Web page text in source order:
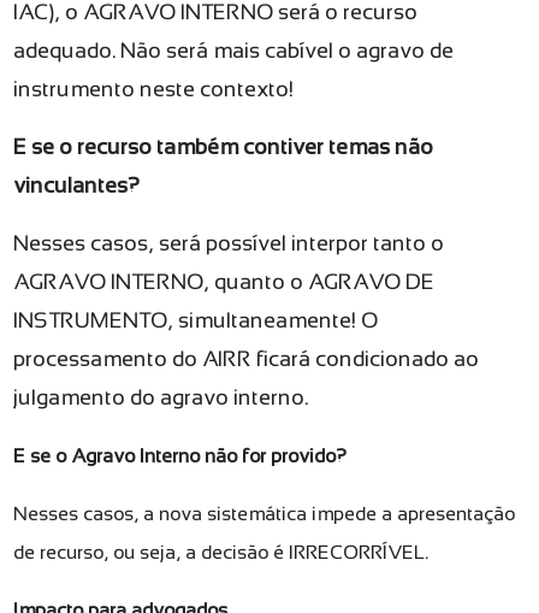
IAC), o AGRAVO INTERNO será o recurso
adequado. Não será mais cabível o agravo de
instrumento neste contexto!
E se o recurso também contiver temas não
vinculantes?
Nesses casos, será possível interpor tanto o
AGRAVO INTERNO, quanto o AGRAVO DE
INSTRUMENTO, simultaneamente! O
processamento do AIRR ficará condicionado ao
julgamento do agravo interno.
E se o Agravo Interno não for provido?
Nesses casos, a nova sistemática impede a apresentação
de recurso, ou seja, a decisão é IRRECORRÍVEL.